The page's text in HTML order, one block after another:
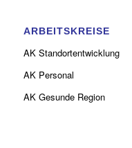
ARBEITSKREISE
AK Standortentwicklung
AK Personal
AK Gesunde Region